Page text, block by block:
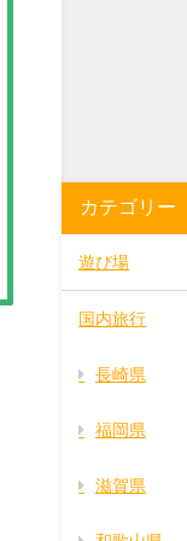
カテゴリー
遊び場
国内旅行
長崎県
福岡県
滋賀県